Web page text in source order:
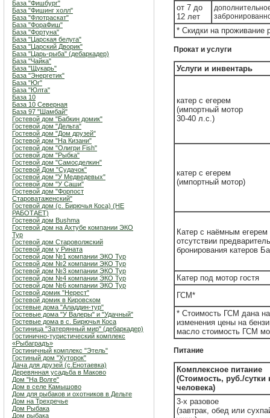
База "Фишбург"
База "Фишинг холл"
База "Флотраскат"
База "ФораФиш"
База "Фортуна"
База "Царская белуга"
База "Царский Дворик"
База "Царь-рыба" (дебаркадер)
База "Чайка"
База "Щукарь"
База "Энергетик"
База "Юг"
База "Юлта"
База 10
База 10 Северная
База 97 "Шамбай"
Гостевой дом "Бабкин домик"
Гостевой дом "Дельта"
Гостевой дом "Дом друзей"
Гостевой дом "На Кизани"
Гостевой дом "Олигри Fish"
Гостевой дом "Рыбка"
Гостевой дом "Самосделкин"
Гостевой Дом "Судачок"
Гостевой дом "У Медведевых"
Гостевой дом "У Саши"
Гостевой дом "Форпост
Староватаженский"
Гостевой дом (с. Бирючья Коса) (НЕ
РАБОТАЕТ)
Гостевой дом Bushma
Гостевой дом на Ахтубе компании ЭКО
Тур
Гостевой дом Староволжский
Гостевой дом у Рината
Гостевой дом №1 компании ЭКО Тур
Гостевой дом №2 компании ЭКО Тур
Гостевой дом №3 компании ЭКО Тур
Гостевой дом №4 компании ЭКО Тур
Гостевой дом №6 компании ЭКО Тур
Гостевой домик "Нерест"
Гостевой домик в Кировском
Гостевые дома "Аладдин-тур"
Гостевые дома "У Валеры" и "Удачный"
Гостевые дома в с. Бирючья Коса
Гостиница "Затерянный мир" (дебаркадер)
Гостинично-туристический комплекс
«Рыбаградъ»
Гостиничный комплекс "Этель"
Гостиный дом "Хуторок"
Дача для друзей (с.Енотаевка)
Деревянная усадьба в Маково
Дом "На Волге"
Дом в селе Камышово
Дом для рыбаков и охотников в Дельте
Дом на Трехречье
Дом Рыбака
Дом рыбака
от 7 до
12 лет
* Скидки на проживание
Прокат и услуги
Услуги и инвентарь
катер с егерем
(импортный мотор
30-40 л.с.)
катер с егерем
(импортный мотор)
Катер с наёмным егерем
отсутствии
бронирования катеров
Катер под мотор гостя
ГСМ*
* Стоимость ГСМ дана
изменения цены на
масло стоимость ГСМ
Питание
Комплексное питание
(Стоимость, руб./сутки
человека)
3-х разовое
(завтрак, обед или